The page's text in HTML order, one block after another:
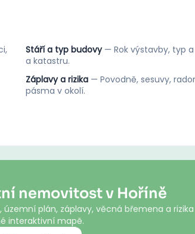
Stáří a typ budovy — Rok výstavby, typ
a katastru.
Záplavy a rizika — Povodně, sesuvy,
pásma v okolí.
nemovitost v Hoříně
plán, záplavy, věcná břemena a rizika
interaktivní mapě.